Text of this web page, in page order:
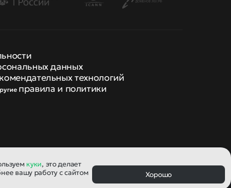
данных
технологий
правила и политики
куки, это делает
вашу работу с сайтом
Хорошо